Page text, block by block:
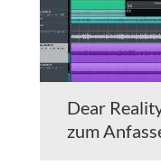
Dear
zum